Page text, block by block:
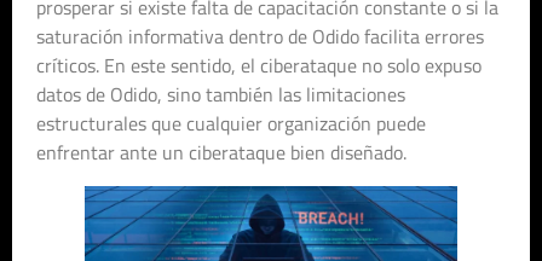
prosperar si existe falta de capacitación constante o si la
saturación informativa dentro de Odido facilita errores
críticos. En este sentido, el ciberataque no solo expuso
datos de Odido, sino también las limitaciones
estructurales que cualquier organización puede
enfrentar ante un ciberataque bien diseñado.